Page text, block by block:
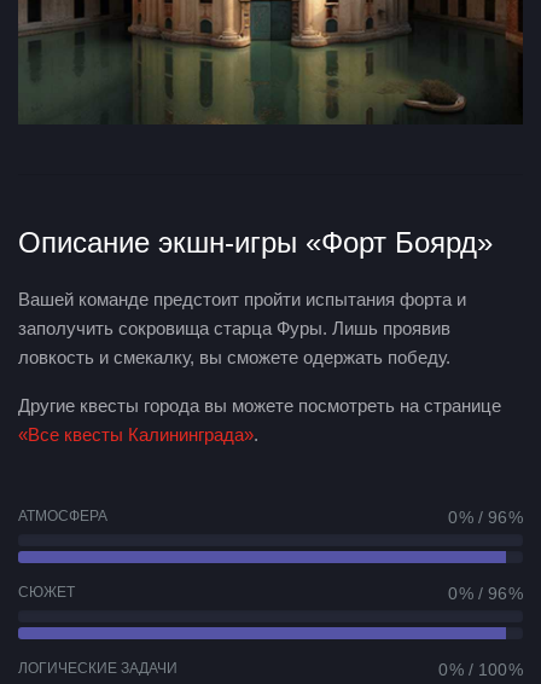
Описание экшн-игры «Форт Боярд»
Вашей команде предстоит пройти испытания форта и
заполучить сокровища старца Фуры. Лишь проявив
ловкость и смекалку, вы сможете одержать победу.
Другие квесты города вы можете посмотреть на странице
«Все квесты Калининграда».
АТМОСФЕРА 0 % / 96 %
СЮЖЕТ 0 % / 96 %
ЛОГИЧЕСКИЕ ЗАДАЧИ 0 % / 100 %